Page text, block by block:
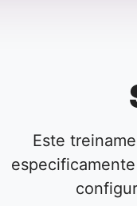
Este